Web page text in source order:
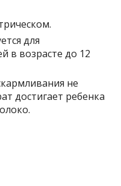
для
в возрасте до 12
не
достигает ребенка